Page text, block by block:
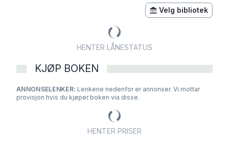
Velg bibliotek
HENTER LÅNESTATUS
KJØP BOKEN
ANNONSELENKER: Lenkene nedenfor er annonser. Vi mottar
provisjon hvis du kjøper boken via disse.
HENTER PRISER